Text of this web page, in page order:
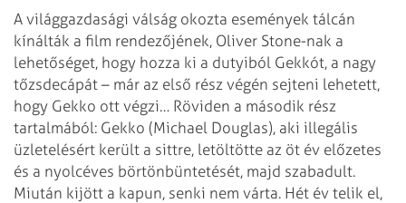
A világgazdasági válság okozta események tálcán
kínálták a film rendezőjének, Oliver Stone-nak a
lehetőséget, hogy hozza ki a dutyiból Gekkót, a nagy
tőzsdecápát – már az első rész végén sejteni lehetett,
hogy Gekko ott végzi… Röviden a második rész
tartalmából: Gekko (Michael Douglas), aki illegális
üzletelésért került a sittre, letöltötte az öt év előzetes
és a nyolcéves börtönbüntetését, majd szabadult.
Miután kijött a kapun, senki nem várta. Hét év telik el,